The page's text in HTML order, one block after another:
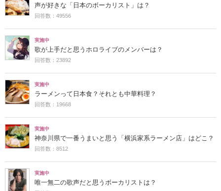
声が好きな「日本のボーカリスト」は？
回答数：49556
実施中
歌が上手だと思うホロライブのメンバーは？
回答数：23892
実施中
ラーメンって日本食？それとも中華料理？
回答数：19668
実施中
神奈川県で一番うまいと思う「横浜家系ラーメン店」はどこ？
回答数：8512
実施中
唯一無二の歌声だと思うボーカリストは？